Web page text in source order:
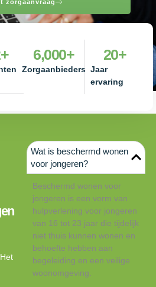
zorgaanvraag
+
Zorgaanbieders
6,000+
Jaar
ervaring
20+
Wat is beschermd wonen
voor jongeren?
Beschermd wonen voor
jongeren is een vorm van
hulpverlening voor jongeren
van 16 tot 23 jaar die tijdelijk
niet thuis kunnen wonen en
behoefte hebben aan
begeleiding en een veilige
woonomgeving.